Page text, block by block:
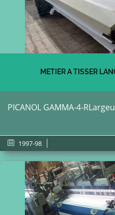
METIER A TISSER
PICANOL GAMMA-4-
1997-98